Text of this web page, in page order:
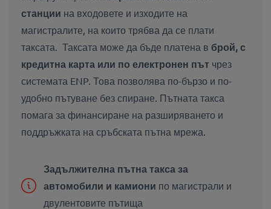
станции на входовете и изходите на
магистралите, на които трябва да се плати
таксата. Таксата може да бъде платена в брой, с
кредитна карта или по електронен път чрез
системата ENP. Това позволява по-бързо и по-
удобно пътуване без спиране. Пътната такса
помага за финансиране на разширяването и
поддръжката на сръбската пътна мрежа.
Задължителна пътна такса за
автомобили и камиони по магистрали и
двулентовите пътища